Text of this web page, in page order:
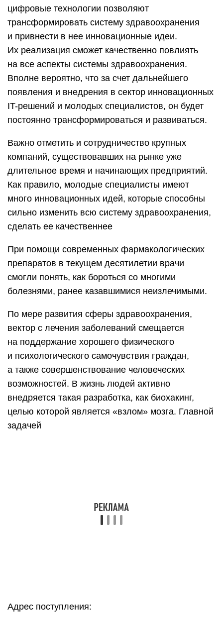
цифровые технологии позволяют
трансформировать систему здравоохранения
и привнести в нее инновационные идеи.
Их реализация сможет качественно повлиять
на все аспекты системы здравоохранения.
Вполне вероятно, что за счет дальнейшего
появления и внедрения в сектор инновационных
IT-решений и молодых специалистов, он будет
постоянно трансформироваться и развиваться.
Важно отметить и сотрудничество крупных
компаний, существовавших на рынке уже
длительное время и начинающих предприятий.
Как правило, молодые специалисты имеют
много инновационных идей, которые способны
сильно изменить всю систему здравоохранения,
сделать ее качественнее
При помощи современных фармакологических
препаратов в текущем десятилетии врачи
смогли понять, как бороться со многими
болезнями, ранее казавшимися неизлечимыми.
По мере развития сферы здравоохранения,
вектор с лечения заболеваний смещается
на поддержание хорошего физического
и психологического самочувствия граждан,
а также совершенствование человеческих
возможностей. В жизнь людей активно
внедряется такая разработка, как биохакинг,
целью которой является «взлом» мозга. Главной
задачей
Адрес поступления: